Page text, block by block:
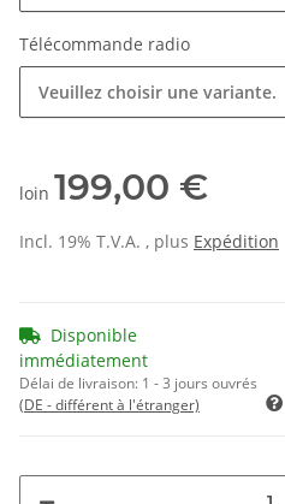
Télécommande radio
Veuillez choisir une variante.
loin 199,00 €
Incl. 19% T.V.A. , plus Expédition
Disponible
immédiatement
Délai de livraison: 1 - 3 jours ouvrés
(DE - différent à l'étranger)